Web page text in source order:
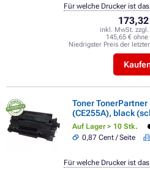
inkl. MwSt. zzgl.
145,65 € ohne
Niedrigster Preis der
Für welche Drucker ist
Toner TonerPartner
(CE255A), black
Auf Lager > 10 Stk.
0,87 Cent / Seite
Für welche Drucker ist